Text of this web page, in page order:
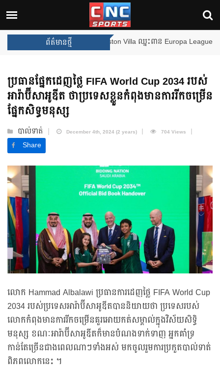
ព័ត៌មានថ្មី Arsenal បញ្ចប់ការរង់ចាំ ២២ ឆ្នាំ
ប្រធានផ្នែកដេញថ្លៃ FIFA World Cup 2034 របស់
អារ៉ាប៊ីសាអូឌីត ថាប្រទេសខ្លួនកំពុងមានការរីកចម្រើន
ផ្នែកសិទ្ធមនុស្ស
បាល់ទាត់ December 4th, 2024 (2 years) 704 Views
Share
លោក Hammad Albalawi ប្រធានការដេញថ្លៃ FIFA World Cup
2034 របស់ប្រទេសអារ៉ាប៊ីសាអូឌីតបាននិយាយថា ប្រទេសរបស់
លោកកំពុងមានការរីកចម្រើនគួរអោយកត់សម្គាល់ក្នុងវិស័យសិទ្ធិ
មនុស្ស ខណៈអារ៉ាប៊ីសាអូឌីតក៏មានបំណងទាក់ទាញ អ្នកគាំទ្រ
កាន់តែច្រើនជាងពេលណាៗទាំងអស់ មកចូលរួមការប្រកួតបាល់ទាត់
ពិភពលោកនេះ ។